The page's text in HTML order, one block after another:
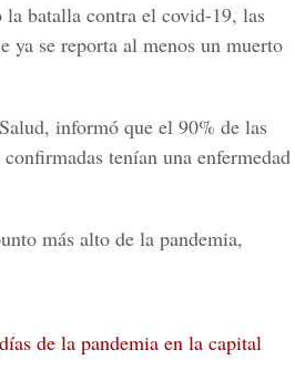
la batalla contra el covid-19, las
ya se reporta al menos un muerto
informó que el 90% de las
tenían una enfermedad
más alto de la pandemia,
de la pandemia en la capital